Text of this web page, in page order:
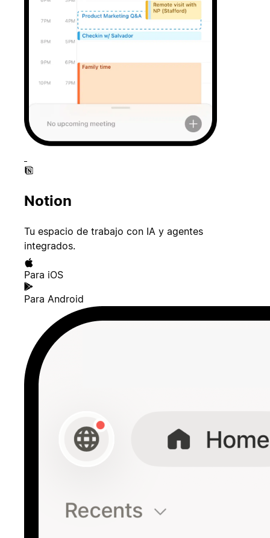
Notion
Tu espacio de trabajo con IA y agentes
integrados.
Para iOS
Para Android